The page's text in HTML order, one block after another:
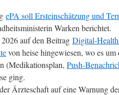
ePA soll Ersteinschätzung und
Warken berichtet.
auf den Beitrag Digital-
von heise hingewiesen, wo es
(Medikationsplan, Push-
ging.
Ärzteschaft auf eine Warnung